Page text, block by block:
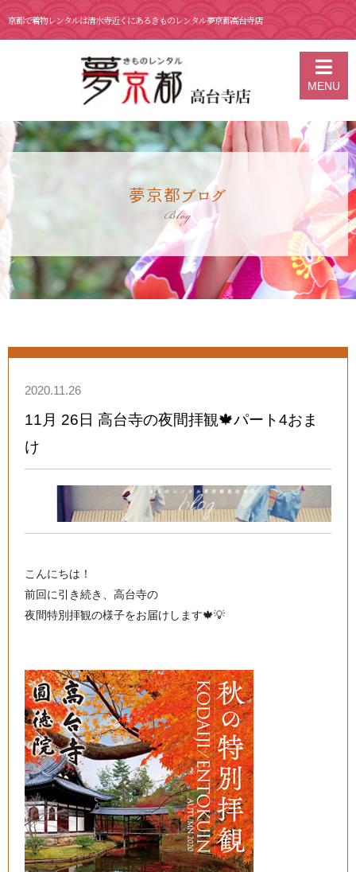
京都で着物レンタルは清水寺近くにあるきものレンタル夢京都高台寺店
MENU
京都の着物レンタル 夢京都 高台寺店
11月 26日 高台寺の夜
間拝観🍁パート4おまけ
夢京都ブログ
Blog
2020.11.26
11月 26日 高台寺の夜間拝観🍁パート4おま
け
こんにちは！
前回に引き続き、高台寺の
夜間特別拝観の様子をお届けします🍁💡